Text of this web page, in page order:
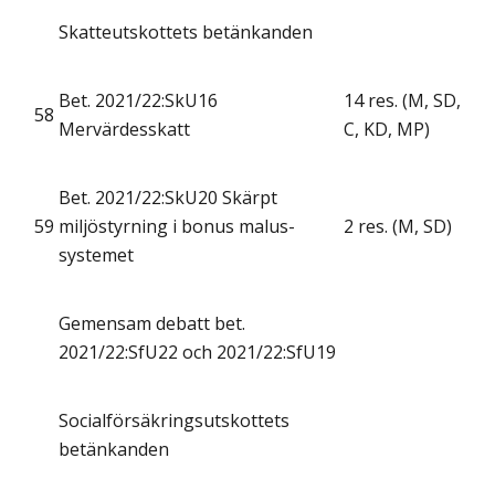
Skatteutskottets betänkanden
58
Bet. 2021/22:SkU16
Mervärdesskatt
14 res. (M, SD,
C, KD, MP)
59
Bet. 2021/22:SkU20 Skärpt
miljöstyrning i bonus malus-
systemet
2 res. (M, SD)
Gemensam debatt bet.
2021/22:SfU22 och 2021/22:SfU19
Socialförsäkringsutskottets
betänkanden